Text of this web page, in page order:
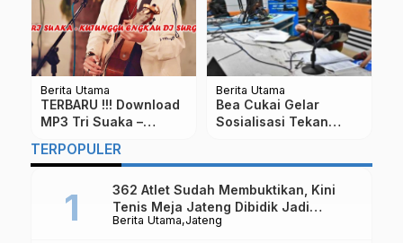
Berita Utama
TERBARU !!! Download
MP3 Tri Suaka –
Surga
Berita Utama
Bea Cukai Gelar
Sosialisasi Tekan
TERPOPULER
Berita Utama Jateng
362 Atlet Sudah Membuktikan, Kini
Tenis Meja Jateng Dibidik Jadi
Kekuatan Nasional